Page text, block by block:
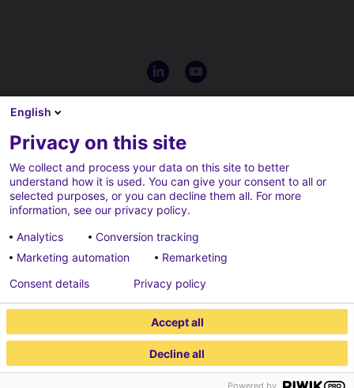
créditos información legal
aviso legal, política de
privacidad y protección de
datos
2026 ECONOCOM
English
Privacy on this site
We collect and process your data on this site to better
understand how it is used. You can give your consent to all or
selected purposes, or you can decline them all. For more
information, see our privacy policy.
Analytics
Conversion tracking
Marketing automation
Remarketing
Accept all
Decline all
Consent details Privacy policy
Powered by